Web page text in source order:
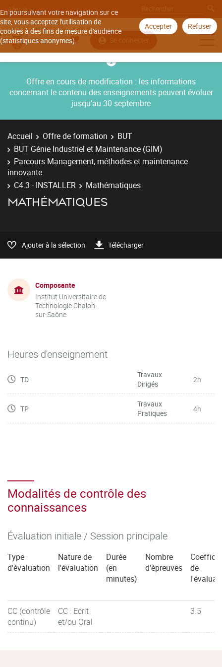
En poursuivant votre navigation sur ce
site, vous acceptez l'utilisation de
cookies à des fins de mesure d'audience
(statistiques anonymes).
Accepter Refuser
Aller à
Se connecter
Offre en cours de modification : les informations
concernant le contenu des enseignements peuvent évoluer
jusqu’au 30 septembre
Accueil Offre de formation
BUT
BUT Génie Industriel et Maintenance (GIM)
Parcours Management, méthodes et maintenance
innovante
C4.3 - INSTALLER
Mathématiques
MATHÉMATIQUES
Ajouter à la sélection Télécharger
Composante
Institut Universitaire de
Technologie Chalon-
sur-Saône
Heures d'enseignement
TD
Travaux
Dirigés
2h
TP
Travaux
Pratiques
4h
Modalités de contrôle des
connaissances
Évaluation initiale / Session principale
Type
d'évaluation
Nature de
l'évaluation
Durée
(en
minutes)
Nombre
d'épreuves
de
CC (contrôle
continu)
CC : Ecrit
et/ou Oral
3.5